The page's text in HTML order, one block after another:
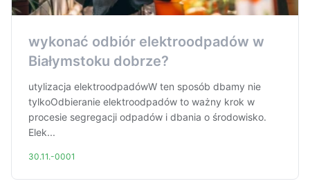
wykonać odbiór elektroodpadów w
Białymstoku dobrze?
utylizacja elektroodpadówW ten sposób dbamy nie
tylkoOdbieranie elektroodpadów to ważny krok w
procesie segregacji odpadów i dbania o środowisko.
Elek...
30.11.-0001